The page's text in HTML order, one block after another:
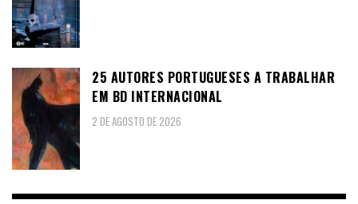
25 AUTORES PORTUGUESES A TRABALHAR
EM BD INTERNACIONAL
2 DE AGOSTO DE 2026